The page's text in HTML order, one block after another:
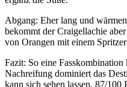
Abgang: Eher lang und
bekommt der Craigellachie
von Orangen mit einem
Fazit: So eine
Nachreifung dominiert das
kann sich sehen lassen. 87/100